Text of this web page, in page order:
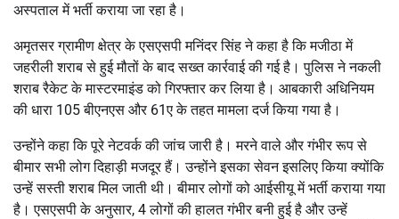
अस्पताल में भर्ती कराया जा रहा है।
अमृतसर ग्रामीण क्षेत्र के एसएसपी मनिंदर सिंह ने कहा है कि मजीठा में
जहरीली शराब से हुई मौतों के बाद सख्त कार्रवाई की गई है। पुलिस ने नकली
शराब रैकेट के मास्टरमाइंड को गिरफ्तार कर लिया है। आबकारी अधिनियम
की धारा 105 बीएनएस और 61ए के तहत मामला दर्ज किया गया है।
उन्होंने कहा कि पूरे नेटवर्क की जांच जारी है। मरने वाले और गंभीर रूप से
बीमार सभी लोग दिहाड़ी मजदूर हैं। उन्होंने इसका सेवन इसलिए किया क्योंकि
उन्हें सस्ती शराब मिल जाती थी। बीमार लोगों को आईसीयू में भर्ती कराया गया
है। एसएसपी के अनुसार, 4 लोगों की हालत गंभीर बनी हुई है और उन्हें